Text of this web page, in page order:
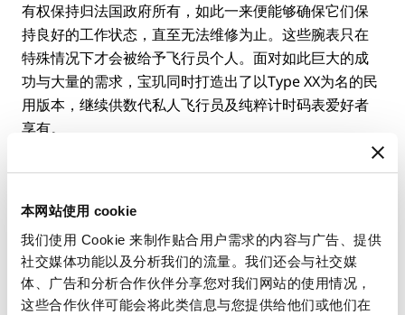
本网站使用 cookie
我们使用 Cookie 来制作贴合用户需求的内容与广告、提供
社交媒体功能以及分析我们的流量。我们还会与社交媒
体、广告和分析合作伙伴分享您对我们网站的使用情况，
这些合作伙伴可能会将此类信息与您提供给他们或他们在
有权保持归法国政府所有，如此一来便能够确保它们保
持良好的工作状态，直至无法维修为止。这些腕表只在
特殊情况下才会被给予飞行员个人。面对如此巨大的成
功与大量的需求，宝玑同时打造出了以Type XX为名的民
用版本，继续供数代私人飞行员及纯粹计时码表爱好者
享有。